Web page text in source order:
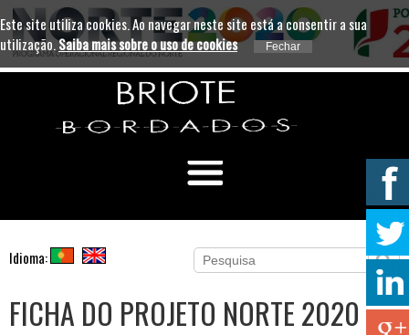
Idioma:
FICHA DO PROJETO NORTE 2020
Este site utiliza cookies. Ao navegar neste site está a consentir a sua
utilização.Saiba mais sobre o uso de cookies